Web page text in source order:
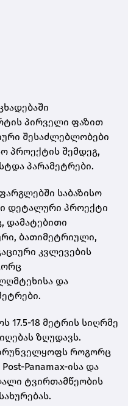
პირველი ფაზით
შესაძლებლობები
პროექტის შემდეგ,
პარამეტრები.
საბაზისო
დეტალური პროექტი
დამატებითი
ბათიმეტრიული,
კვლევების
და
17.5-18 მეტრის სიღრმე
ზღუდავს.
როგორც
Panamax-ისა და
ტვირთამწეობის